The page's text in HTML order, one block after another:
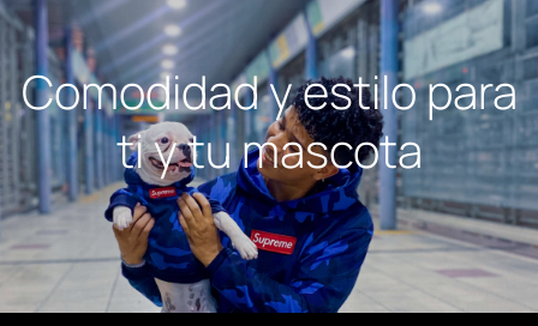
Comodidad y estilo para
ti y tu mascota